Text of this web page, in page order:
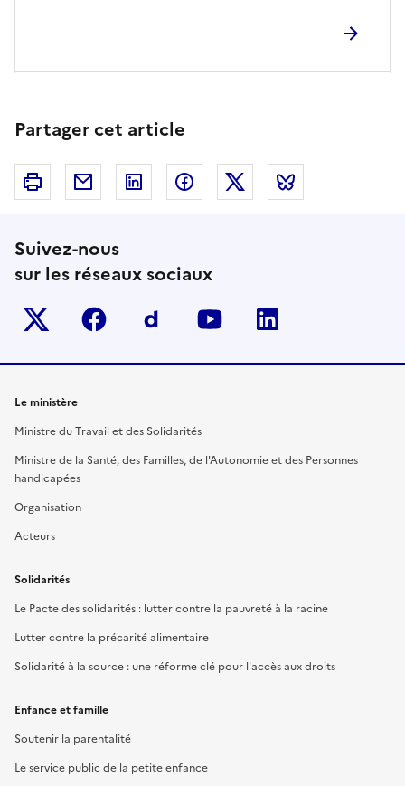
Partager cet article
Imprimer Courriel Linkedin FacebookTwitter
Suivez-nous
sur les réseaux sociaux
Twitter-x facebook Dailymotion
youtube
Le ministère
Ministre du Travail et des Solidarités
Ministre de la Santé, des Familles, de l'Autonomie et des Personnes
handicapées
Organisation
Acteurs
Solidarités
Le Pacte des solidarités : lutter contre la pauvreté à la racine
Lutter contre la précarité alimentaire
Solidarité à la source : une réforme clé pour l'accès aux droits
Enfance et famille
Soutenir la parentalité
Le service public de la petite enfance